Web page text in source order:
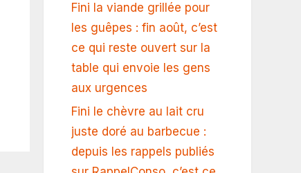
Fini la viande grillée pour
les guêpes : fin août, c’est
ce qui reste ouvert sur la
table qui envoie les gens
aux urgences
Fini le chèvre au lait cru
juste doré au barbecue :
depuis les rappels publiés